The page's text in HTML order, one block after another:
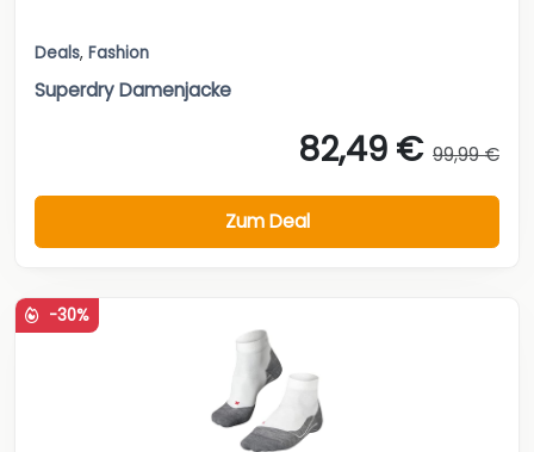
Deals, Fashion
Superdry Damenjacke
82,49 € 99,99 €
Zum Deal
-30%